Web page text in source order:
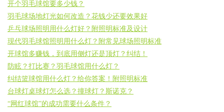
开个羽毛球馆要多少钱？
羽毛球场地灯光如何改造？花钱少还要效果好
乒乓球场照明用什么灯好？附照明标准及设计
现代羽毛球馆照明用什么灯？附常见球场照明标准
开球馆多赚钱，到底用侧灯还是顶灯？纠结！
防眩？打比赛？羽毛球馆用什么灯？
纠结篮球馆用什么灯？给你答案！附照明标准
台球灯桌球灯怎么选？撞球灯？斯诺克？
“网红球馆”的成功需要什么条件？